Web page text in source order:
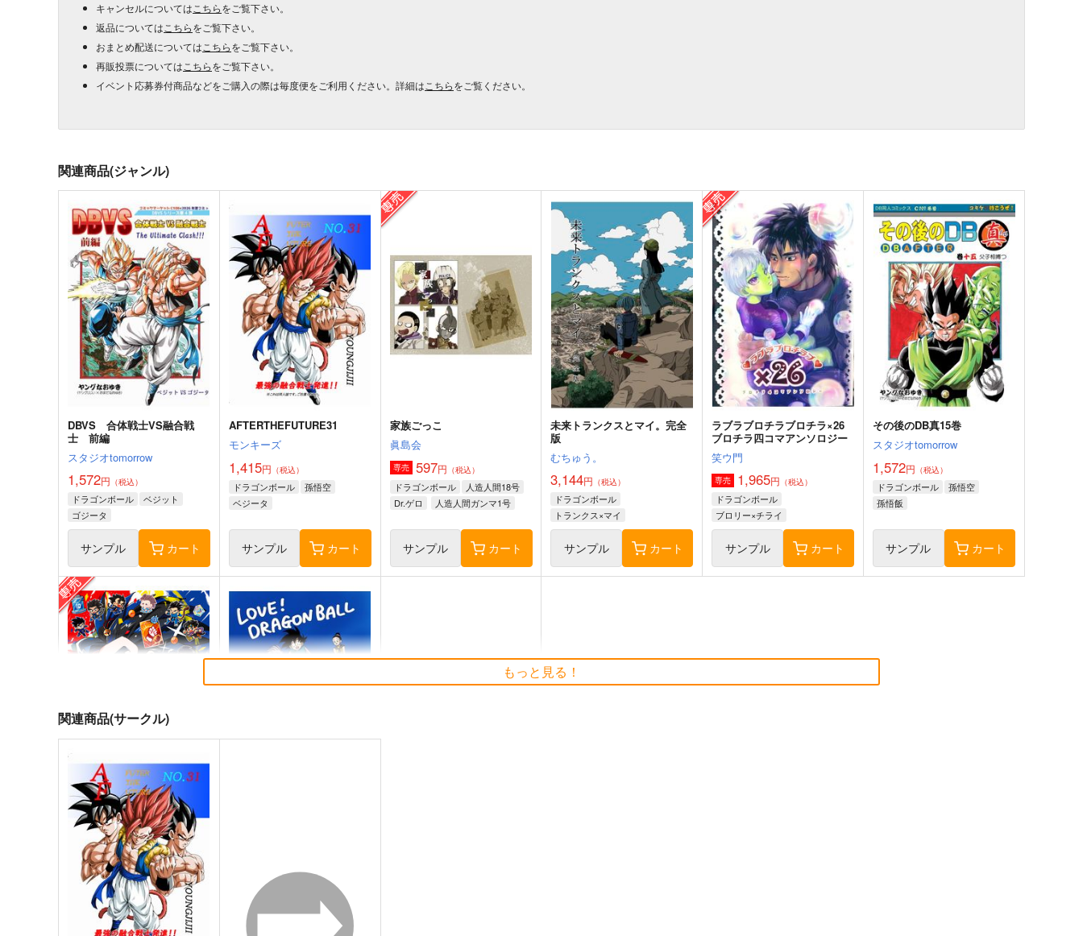
キャンセルについては こちらをご覧下さい。
返品については こちらをご覧下さい。
おまとめ配送については こちらをご覧下さい。
再販投票については こちらをご覧下さい。
イベント応募券付商品などをご購入の際は毎度便をご利用ください。詳細は こちらをご覧ください。
関連商品(ジャンル)
DBVS 合体戦士VS融合戦
士 前編
スタジオtomorrow
1,572円 （税込）
ドラゴンボール
ベジット
ゴジータ
サンプル カート
AFTERTHEFUTURE31
モンキーズ
1,415円 （税込）
ドラゴンボール
孫悟空
ベジータ
サンプル カート
家族ごっこ
眞島会
専売 597円 （税込）
ドラゴンボール
人造人間18号
Dr.ゲロ
人造人間ガンマ1号
サンプル カート
未来トランクスとマイ。完全
版
むちゅう。
3,144円 （税込）
ドラゴンボール
トランクス×マイ
サンプル カート
ラブラブロチラブロチラ×26
ブロチラ四コマアンソロジー
笑ウ門
専売 1,965円 （税込）
ドラゴンボール
ブロリー×チライ
サンプル カート
その後のDB真15巻
スタジオtomorrow
1,572円 （税込）
ドラゴンボール
孫悟空
孫悟飯
サンプル カート
共闘！！レジェンズレンジャ
ーズ
レジェンズオンリー実行委員
専売 2,980円（税込）
ドラゴンボール
シャロット
ジブレット
孫悟空
ドラゴンボール 孫悟空×チチ
もっと見る！
関連商品(サークル)